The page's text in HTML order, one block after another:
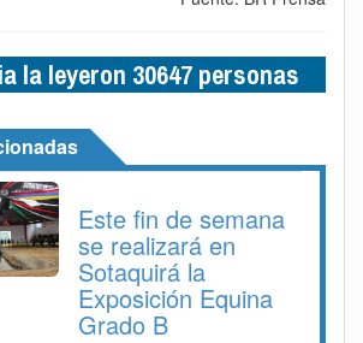
la leyeron 30647 personas
Este fin de semana
se realizará en
Sotaquirá la
Exposición Equina
Grado B